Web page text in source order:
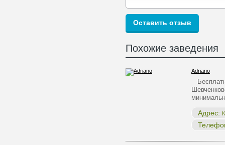
Похожие заведения
Adriano
Адрес: